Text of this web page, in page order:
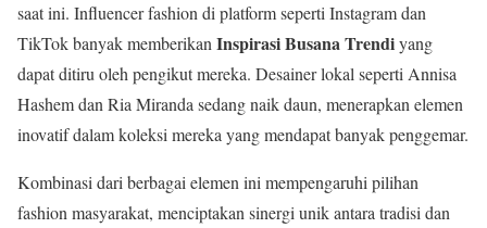
saat ini. Influencer fashion di platform seperti Instagram dan
TikTok banyak memberikan Inspirasi Busana Trendiyang
dapat ditiru oleh pengikut mereka. Desainer lokal seperti Annisa
Hashem dan Ria Miranda sedang naik daun, menerapkan elemen
inovatif dalam koleksi mereka yang mendapat banyak penggemar.
Kombinasi dari berbagai elemen ini mempengaruhi pilihan
fashion masyarakat, menciptakan sinergi unik antara tradisi dan